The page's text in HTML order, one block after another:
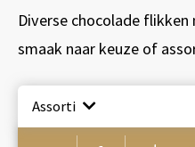
Diverse chocolade
smaak naar keuze of
Assorti